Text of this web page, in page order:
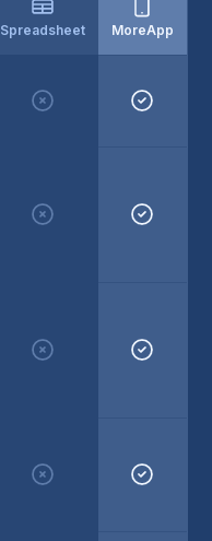
Spreadsheet MoreApp